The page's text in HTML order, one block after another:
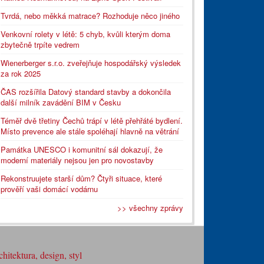
Tvrdá, nebo měkká matrace? Rozhoduje něco jiného
Venkovní rolety v létě: 5 chyb, kvůli kterým doma
zbytečně trpíte vedrem
Wienerberger s.r.o. zveřejňuje hospodářský výsledek
za rok 2025
ČAS rozšířila Datový standard stavby a dokončila
další milník zavádění BIM v Česku
Téměř dvě třetiny Čechů trápí v létě přehřáté bydlení.
Místo prevence ale stále spoléhají hlavně na větrání
Památka UNESCO i komunitní sál dokazují, že
moderní materiály nejsou jen pro novostavby
Rekonstruujete starší dům? Čtyři situace, které
prověří vaši domácí vodárnu
>> všechny zprávy
design, styl